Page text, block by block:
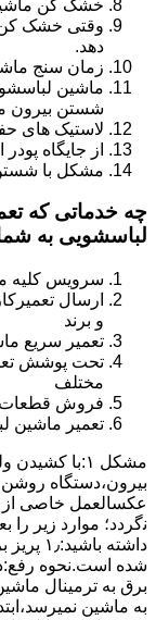
خشک کن
وقتی خشک کن
دهد.
زمان سنج
ماشین
شستن بیرون
لاستیک های
از جایگاه
مشکل با
چه خدماتی که
لباسشویی به
سرویس کلیه
ارسال
و برند
تعمیر سریع
تحت پوشش
مختلف
فروش قطعات
تعمیر ماشین
مشکل ۱:ﺑﺎ
ﺑﯿﺮون،دستگاه
عکسالعمل ﺧﺎﺻﯽ از
ﻧگردد؛ موارد زیر
ﺷﺪه است.نحوه
ﺑﺮق ﺑﻪ ﺗﺮﻣﯿﻨﺎل
ﺑﻪ ﻣﺎﺷﯿﻦ